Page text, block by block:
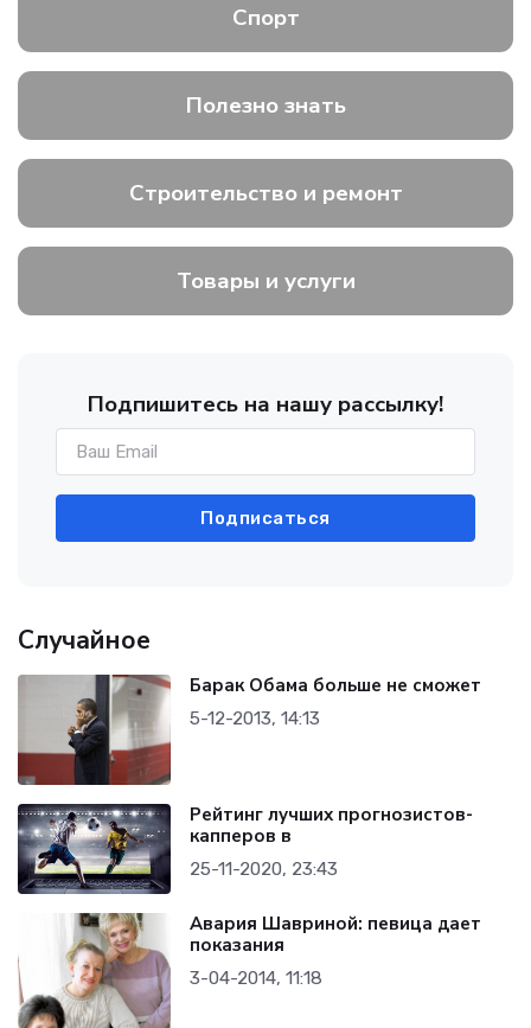
Спорт
Полезно знать
Строительство и ремонт
Товары и услуги
Подпишитесь на нашу рассылку!
Подписаться
Случайное
Барак Обама больше не сможет
5-12-2013, 14:13
Рейтинг лучших прогнозистов-
капперов в
25-11-2020, 23:43
Авария Шавриной: певица дает
показания
3-04-2014, 11:18